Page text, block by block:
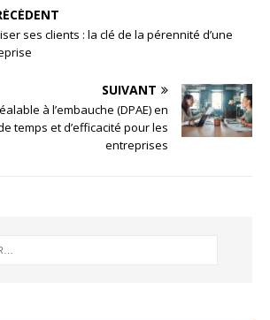
ses clients : la clé de la pérennité d’une
SUIVANT
à l’embauche (DPAE) en
temps et d’efficacité pour les
entreprises